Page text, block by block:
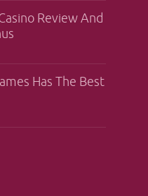
Review And
Has The Best